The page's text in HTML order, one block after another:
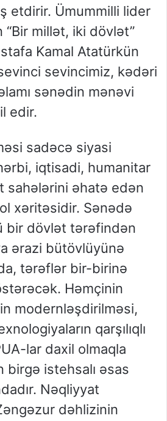
etdirir. Ümummilli lider
millət, iki dövlət”
Kamal Atatürkün
sevincimiz, kədəri
sənədin mənəvi
edir.
sadəcə siyasi
iqtisadi, humanitar
sahələrini əhatə edən
xəritəsidir. Sənədə
bir dövlət tərəfindən
ərazi bütövlüyünə
tərəflər bir-birinə
Həmçinin
modernləşdirilməsi,
qarşılıqlı
lar daxil olmaqla
birgə istehsalı əsas
Nəqliyyat
dəhlizinin